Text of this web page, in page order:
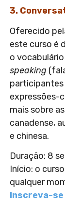
3.
Oferecido
este curso é
o
speaking
participantes
expressões-
mais sobre
canadense,
e chinesa.
Duração: 8
Início: o
qualquer
Inscreva-se